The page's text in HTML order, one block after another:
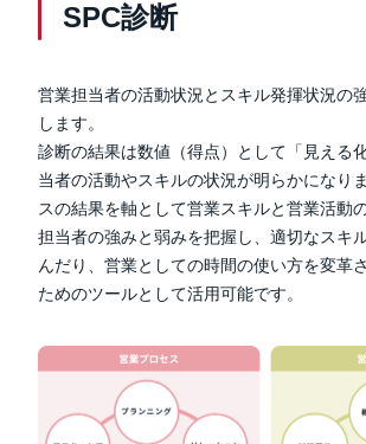
SPC診断
営業担当者の活動状況とスキル発揮状況の
します。
診断の結果は数値（得点）として「見える
当者の活動やスキルの状況が明らかになり
スの結果を軸として営業スキルと営業活動
担当者の強みと弱みを把握し、適切なスキ
んだり、営業としての時間の使い方を変革
ためのツールとして活用可能です。